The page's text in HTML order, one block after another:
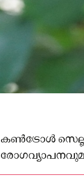
കൺട്രോൾ
വന്നു.